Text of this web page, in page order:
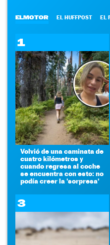
ELMOTOR EL HUFFPOST EL
1
Volvió de una caminata de
cuatro kilómetros y
cuando regresa al coche
se encuentra con esto: no
podía creer la 'sorpresa'
3